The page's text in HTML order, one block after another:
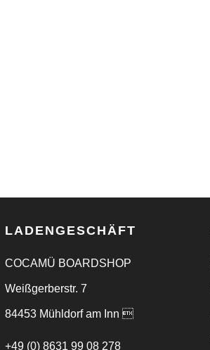
LADENGESCHÄFT
COCAMÜ BOARDSHOP
Weißgerberstr. 7
84453 Mühldorf am Inn 
+49 (0) 8631 99 08 278